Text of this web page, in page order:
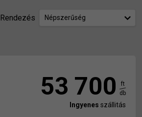
Rendezés Népszerűség
53 700
ft
db
Ingyenes szállitás